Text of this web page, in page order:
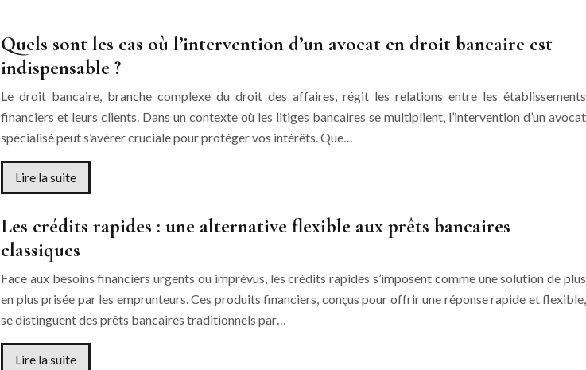
Quels sont les cas où l’intervention d’un avocat en droit bancaire est
indispensable ?
Le droit bancaire, branche complexe du droit des affaires, régit les relations entre les établissements
financiers et leurs clients. Dans un contexte où les litiges bancaires se multiplient, l’intervention d’un avocat
spécialisé peut s’avérer cruciale pour protéger vos intérêts. Que…
Lire la suite
Les crédits rapides : une alternative flexible aux prêts bancaires
classiques
Face aux besoins financiers urgents ou imprévus, les crédits rapides s’imposent comme une solution de plus
en plus prisée par les emprunteurs. Ces produits financiers, conçus pour offrir une réponse rapide et flexible,
se distinguent des prêts bancaires traditionnels par…
Lire la suite